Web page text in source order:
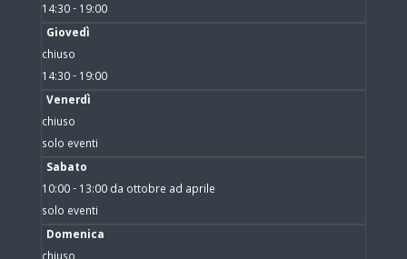
14:30 - 19:00
Giovedì
chiuso
14:30 - 19:00
Venerdì
chiuso
solo eventi
Sabato
10:00 - 13:00 da ottobre ad aprile
solo eventi
Domenica